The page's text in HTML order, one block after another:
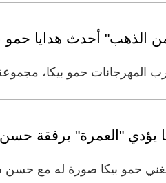
الذهب" أحدث هدايا حمو
المهرجانات حمو بيكا،
يؤدي "العمرة" برفقة
حمو بيكا صورة له مع حسن